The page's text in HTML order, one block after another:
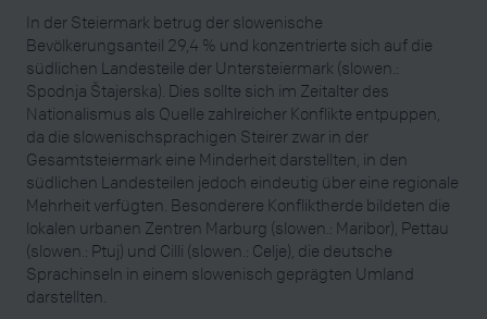
In der Steiermark betrug der slowenische
Bevölkerungsanteil 29,4 % und konzentrierte sich auf die
südlichen Landesteile der Untersteiermark (slowen.:
Spodnja Štajerska). Dies sollte sich im Zeitalter des
Nationalismus als Quelle zahlreicher Konflikte entpuppen,
da die slowenischsprachigen Steirer zwar in der
Gesamtsteiermark eine Minderheit darstellten, in den
südlichen Landesteilen jedoch eindeutig über eine regionale
Mehrheit verfügten. Besonderere Konfliktherde bildeten die
lokalen urbanen Zentren Marburg (slowen.: Maribor), Pettau
(slowen.: Ptuj) und Cilli (slowen.: Celje), die deutsche
Sprachinseln in einem slowenisch geprägten Umland
darstellten.